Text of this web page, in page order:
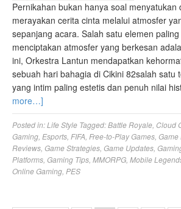
Pernikahan bukan hanya soal menyatukan
merayakan cerita cinta melalui atmosfer
sepanjang acara. Salah satu elemen
menciptakan atmosfer yang berkesan
ini, Orkestra Lantun mendapatkan
sebuah hari bahagia di Cikini 82salah satu
yang intim paling estetis dan penuh nilai
more…]
Posted in:Life Style Tagged:Battle Royale, Cloud
Gaming, Esports, FIFA, Free-to-Play Games, Game
Reviews, Game Strategies, Game Updates,
Platforms, Gaming Tips, MMORPG, Mobile
Online Gaming, PES